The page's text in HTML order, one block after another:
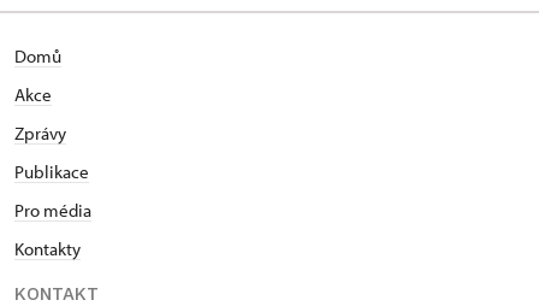
Domů
Akce
Zprávy
Publikace
Pro média
Kontakty
KONTAKT